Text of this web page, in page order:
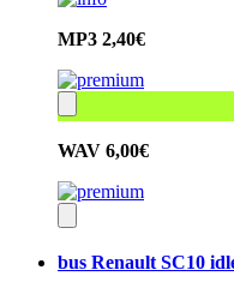
MP3 2,40€
WAV 6,00€
bus Renault SC10